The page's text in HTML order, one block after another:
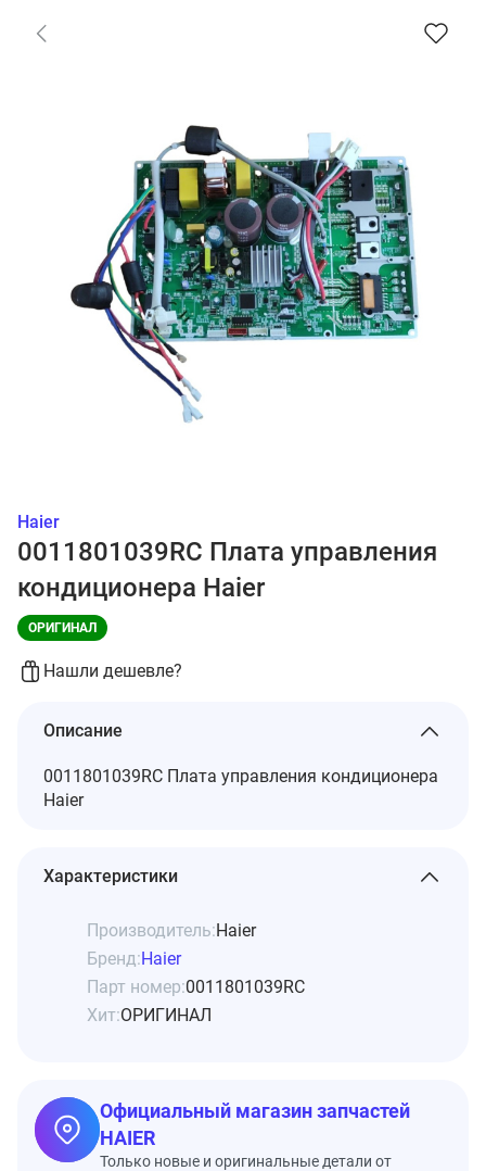
Haier
0011801039RC Плата управления
кондиционера Haier
ОРИГИНАЛ
Нашли дешевле?
Описание
0011801039RC Плата управления кондиционера
Haier
Характеристики
Производитель:Haier
Бренд:Haier
Парт номер:0011801039RC
Хит:ОРИГИНАЛ
Официальный магазин запчастей
HAIER
Только новые и оригинальные детали от